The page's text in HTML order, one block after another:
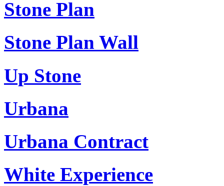
Stone Plan
Stone Plan Wall
Up Stone
Urbana
Urbana Contract
White Experience